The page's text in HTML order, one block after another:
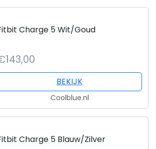
Charge 5 Wit/Goud
BEKIJK
Coolblue.nl
Charge 5 Blauw/Zilver